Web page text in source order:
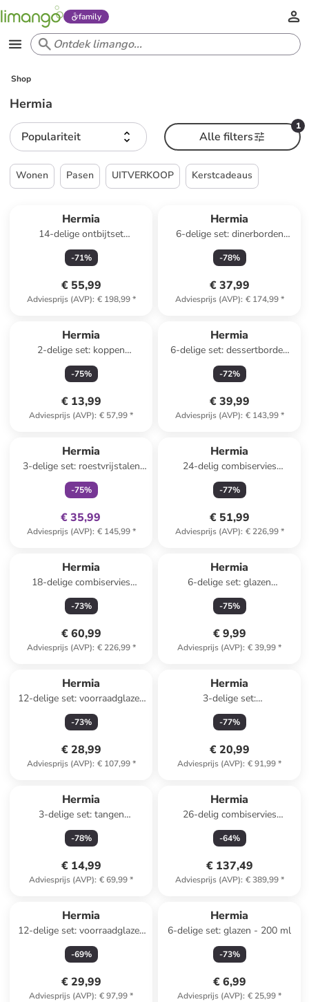
family
Shop
Hermia
Populariteit
1
Alle filters
Wonen Pasen UITVERKOOP Kerstcadeaus
Hermia
14-delige ontbijtset
wit/roze/paars/geel
-71%
€ 55,99
Adviesprijs (AVP): € 198,99*
Hermia
6-delige set: dinerborden
wit/meerkleurig - Ø 26 cm
-78%
€ 37,99
Adviesprijs (AVP): € 174,99*
Hermia
2-delige set: koppen
lichtroze/turquoise - 400 ml
-75%
€ 13,99
Adviesprijs (AVP): € 57,99*
Hermia
6-delige set: dessertborden
crème/meerkleurig - Ø 21 cm
-72%
€ 39,99
Adviesprijs (AVP): € 143,99*
Hermia
3-delige set: roestvrijstalen
snijplanken
-75%
€ 35,99
Adviesprijs (AVP): € 145,99*
Hermia
24-delig combiservies
wit/blauw
-77%
€ 51,99
Adviesprijs (AVP): € 226,99*
Hermia
18-delige combiservies
wit/rood
-73%
€ 60,99
Adviesprijs (AVP): € 226,99*
Hermia
6-delige set: glazen
transparant - 315 ml
-75%
€ 9,99
Adviesprijs (AVP): € 39,99*
Hermia
12-delige set: voorraadglazen
transparant/beige - 630 ml
-73%
€ 28,99
Adviesprijs (AVP): € 107,99*
Hermia
3-delige set:
serveerdienbladen
wit/lichtbruin
-77%
€ 20,99
Adviesprijs (AVP): € 91,99*
Hermia
3-delige set: tangen
zilverkleurig
-78%
€ 14,99
Adviesprijs (AVP): € 69,99*
Hermia
26-delig combiservies
donkerblauw/lichtbruin
-64%
€ 137,49
Adviesprijs (AVP): € 389,99*
Hermia
12-delige set: voorraadglazen
transparant/beige - 345 ml
-69%
€ 29,99
Adviesprijs (AVP): € 97,99*
Hermia
6-delige set: glazen - 200 ml
-73%
€ 6,99
Adviesprijs (AVP): € 25,99*